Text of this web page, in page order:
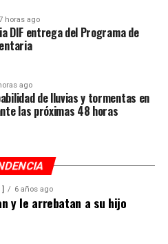
horas ago
DIF entrega del Programa de
ago
de lluvias y tormentas en
las próximas 48 horas
6 años ago
y le arrebatan a su hijo